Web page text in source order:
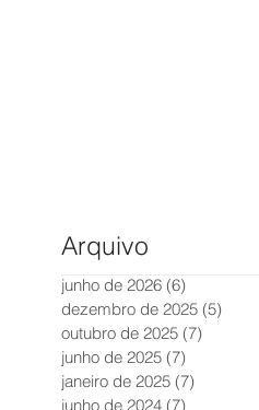
Arquivo
junho de 2026 (6)
dezembro de 2025 (5)
outubro de 2025 (7)
junho de 2025 (7)
janeiro de 2025 (7)
junho de 2024 (7)